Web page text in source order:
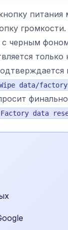
с черным
только
data/
Factory data